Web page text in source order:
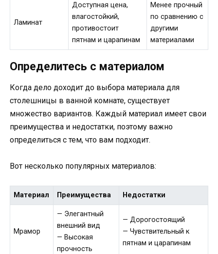
Ламинат
Доступная цена,
влагостойкий,
противостоит
пятнам и царапинам
Менее прочный
по сравнению с
другими
материалами
Определитесь с материалом
Когда дело доходит до выбора материала для
столешницы в ванной комнате, существует
множество вариантов. Каждый материал имеет свои
преимущества и недостатки, поэтому важно
определиться с тем, что вам подходит.
Вот несколько популярных материалов:
Материал Преимущества Недостатки
Мрамор
— Элегантный
внешний вид
— Высокая
прочность
— Дорогостоящий
— Чувствительный к
пятнам и царапинам